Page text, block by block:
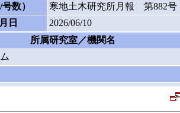
数）
寒地土木研究所月報 第882号
日
2026/06/10
所属研究室／機関名